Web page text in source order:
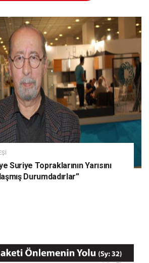
Suriye Topraklarının Yarısını
Durumdadırlar”